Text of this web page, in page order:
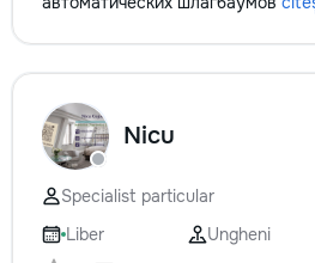
Nicu
Specialist particular
Liber
Ungheni